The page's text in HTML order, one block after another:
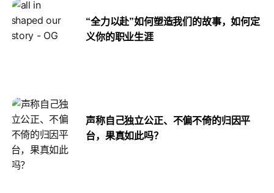
“全力以赴”如何塑造我们的故事，如何定
义你的职业生涯
声称自己独立公正、不偏不倚的归因平
台，果真如此吗？